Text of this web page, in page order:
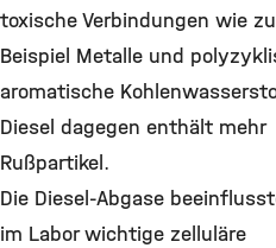
toxische Verbindungen wie
Beispiel Metalle und
aromatische
Diesel dagegen enthält mehr
Rußpartikel.
Die Diesel-Abgase
im Labor wichtige zelluläre